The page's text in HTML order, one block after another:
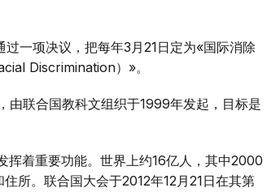
一项决议，把每年3月21日定为«国际消除
Discrimination）»。
联合国教科文组织于1999年发起，目标是
挥着重要功能。世界上约16亿人，其中2000
所。联合国大会于2012年12月21日在其第